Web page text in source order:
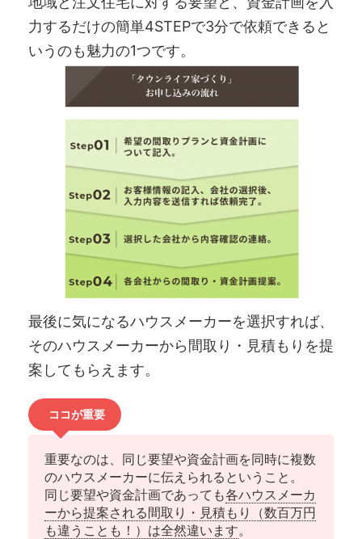
力するだけの簡単4STEPで3分で依頼できると
いうのも魅力の1つです。
最後に気になるハウスメーカーを選択すれば、
そのハウスメーカーから間取り・見積もりを提
案してもらえます。
ココが重要
重要なのは、同じ要望や資金計画を同時に複数
のハウスメーカーに伝えられるということ。
同じ要望や資金計画であっても各ハウスメーカ
ーから提案される間取り・見積もり（数百万円
も違うことも！）は全然違います。